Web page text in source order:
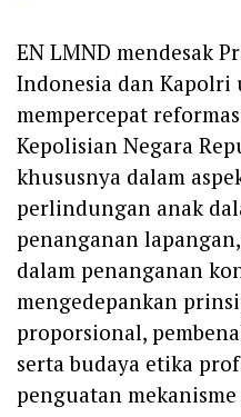
EN LMND mendesak
Indonesia dan Kapolri
mempercepat
Kepolisian Negara
khususnya dalam
perlindungan anak
penanganan
dalam penanganan
mengedepankan
proporsional,
serta budaya etika
penguatan